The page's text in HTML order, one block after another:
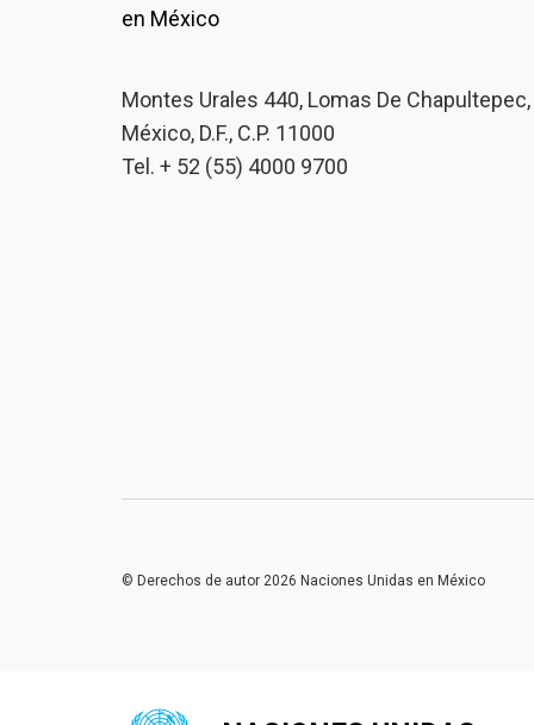
en México
Montes Urales 440, Lomas De Chapultepec,
México, D.F., C.P. 11000
Tel. + 52 (55) 4000 9700
© Derechos de autor 2026 Naciones Unidas en México